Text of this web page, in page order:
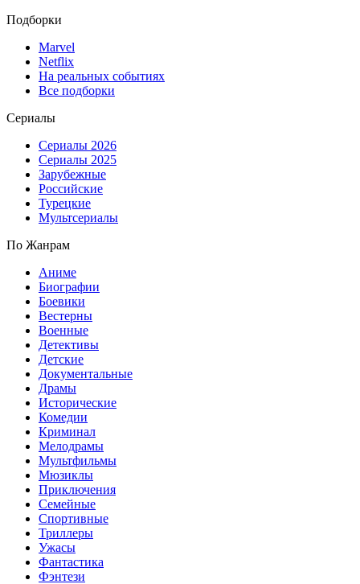
Подборки
Marvel
Netflix
На реальных событиях
Все подборки
Сериалы
Сериалы 2026
Сериалы 2025
Зарубежные
Российские
Турецкие
Мультсериалы
По Жанрам
Аниме
Биографии
Боевики
Вестерны
Военные
Детективы
Детские
Документальные
Драмы
Исторические
Комедии
Криминал
Мелодрамы
Мультфильмы
Мюзиклы
Приключения
Семейные
Спортивные
Триллеры
Ужасы
Фантастика
Фэнтези